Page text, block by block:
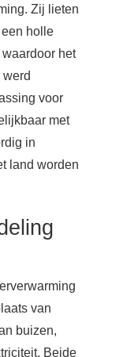
Zij lieten
holle
het
voor
met
in
land worden
van
buizen,
Beide